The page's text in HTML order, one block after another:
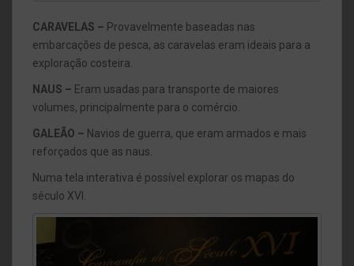
CARAVELAS – Provavelmente baseadas nas
embarcações de pesca, as caravelas eram ideais para a
exploração costeira.
NAUS – Eram usadas para transporte de maiores
volumes, principalmente para o comércio.
GALEÃO – Navios de guerra, que eram armados e mais
reforçados que as naus.
Numa tela interativa é possível explorar os mapas do
século XVI.